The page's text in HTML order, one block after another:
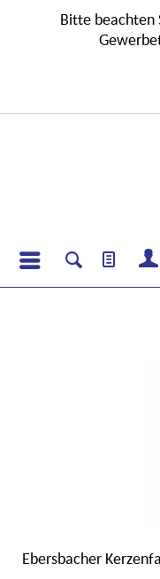
Ebersbacher
Bitte beachten